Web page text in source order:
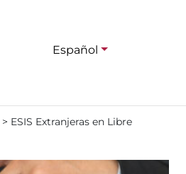
Español
> ESIS Extranjeras en Libre